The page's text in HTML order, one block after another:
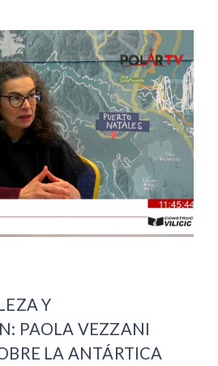
Y
PAOLA VEZZANI
LA ANTÁRTICA